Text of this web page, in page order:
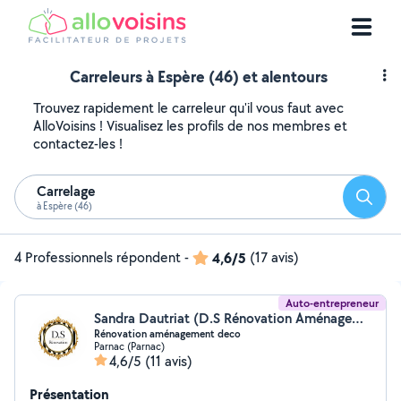
Carreleurs à Espère (46) et alentours
Trouvez rapidement le carreleur qu'il vous faut avec
AlloVoisins ! Visualisez les profils de nos membres et
contactez-les !
Carrelage
à Espère (46)
4 Professionnels répondent- 4,6/5 (17 avis)
Auto-entrepreneur
Sandra Dautriat (D.S Rénovation Aménagement Décoration)
Rénovation aménagement deco
Parnac (Parnac)
4,6/5 (11 avis)
Présentation